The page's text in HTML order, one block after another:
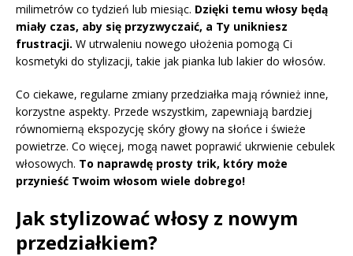
milimetrów co tydzień lub miesiąc. Dzięki temu włosy będą
miały czas, aby się przyzwyczaić, a Ty unikniesz
frustracji. W utrwaleniu nowego ułożenia pomogą Ci
kosmetyki do stylizacji, takie jak pianka lub lakier do włosów.
Co ciekawe, regularne zmiany przedziałka mają również inne,
korzystne aspekty. Przede wszystkim, zapewniają bardziej
równomierną ekspozycję skóry głowy na słońce i świeże
powietrze. Co więcej, mogą nawet poprawić ukrwienie cebulek
włosowych. To naprawdę prosty trik, który może
przynieść Twoim włosom wiele dobrego!
Jak stylizować włosy z nowym
przedziałkiem?